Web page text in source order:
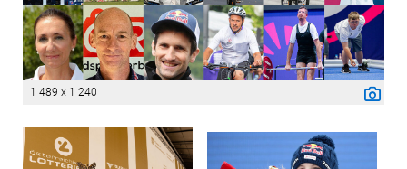
1 489 x 1 240